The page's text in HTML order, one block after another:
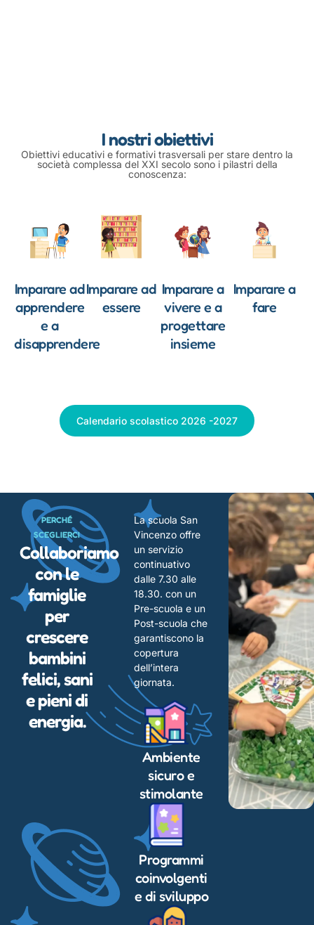
I nostri obiettivi
Obiettivi educativi e formativi trasversali per stare dentro la
società complessa del XXI secolo sono i pilastri della
conoscenza:
Imparare ad
apprendere
e a
disapprendere
Imparare ad
essere
Imparare a
vivere e a
progettare
insieme
Imparare a
fare
Calendario scolastico 2026 -2027
PERCHÉ
SCEGLIERCI
Collaboriamo
con le
famiglie
per
crescere
bambini
felici, sani
e pieni di
energia.
La scuola San
Vincenzo offre
un servizio
continuativo
dalle 7.30 alle
18.30. con un
Pre-scuola e un
Post-scuola che
garantiscono la
copertura
dell’intera
giornata.
Ambiente
sicuro e
stimolante
Programmi
coinvolgenti
e di sviluppo